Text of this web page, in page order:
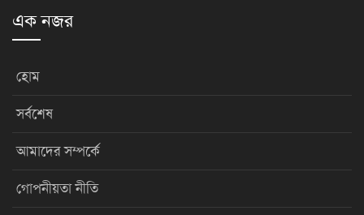
এক নজর
হোম
সর্বশেষ
আমাদের সম্পর্কে
গোপনীয়তা নীতি